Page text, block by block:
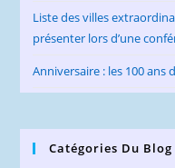
Liste des villes
présenter lors d’une
Anniversaire : les 100 ans
Catégories Du Blog